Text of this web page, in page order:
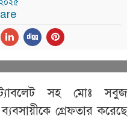
সহ মোঃ সবুজ
গ্রেফতার করেছে